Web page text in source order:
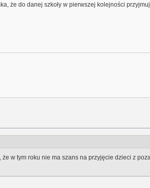
że do danej szkoły w pierwszej kolejności
w tym roku nie ma szans na przyjęcie dzieci z